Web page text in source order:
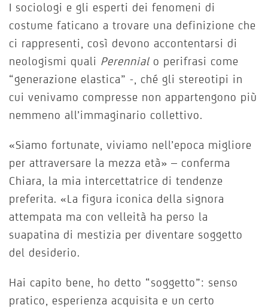
I sociologi e gli esperti dei fenomeni di
costume faticano a trovare una definizione che
ci rappresenti, così devono accontentarsi di
neologismi quali Perennial o perifrasi come
“generazione elastica” -, ché gli stereotipi in
cui venivamo compresse non appartengono più
nemmeno all’immaginario collettivo.
«Siamo fortunate, viviamo nell’epoca migliore
per attraversare la mezza età» – conferma
Chiara, la mia intercettatrice di tendenze
preferita. «La figura iconica della signora
attempata ma con velleità ha perso la
suapatina di mestizia per diventare soggetto
del desiderio.
Hai capito bene, ho detto “soggetto”: senso
pratico, esperienza acquisita e un certo